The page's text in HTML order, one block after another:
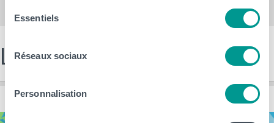
Essentiels
Réseaux sociaux
Personnalisation
Les dernières news